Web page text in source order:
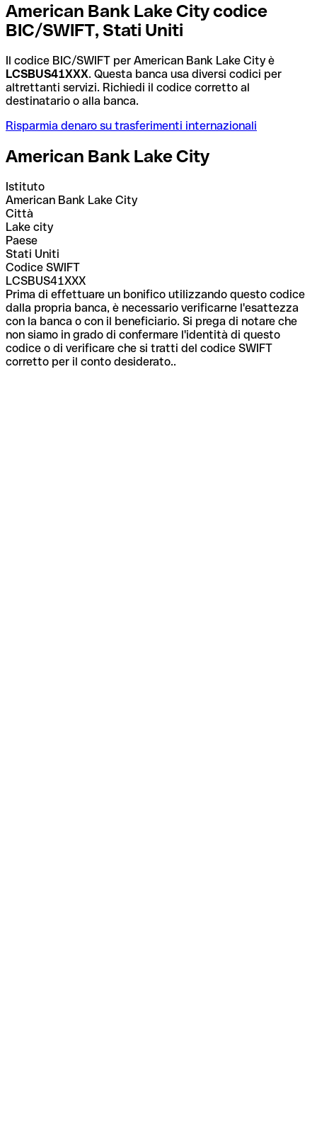
American Bank Lake City codice
BIC/SWIFT, Stati Uniti
Il codice BIC/SWIFT per American Bank Lake City è
LCSBUS41XXX. Questa banca usa diversi codici per
altrettanti servizi. Richiedi il codice corretto al
destinatario o alla banca.
Risparmia denaro su trasferimenti internazionali
American Bank Lake City
Istituto
American Bank Lake City
Città
Lake city
Paese
Stati Uniti
Codice SWIFT
LCSBUS41XXX
Prima di effettuare un bonifico utilizzando questo codice
dalla propria banca, è necessario verificarne l'esattezza
con la banca o con il beneficiario. Si prega di notare che
non siamo in grado di confermare l'identità di questo
codice o di verificare che si tratti del codice SWIFT
corretto per il conto desiderato..